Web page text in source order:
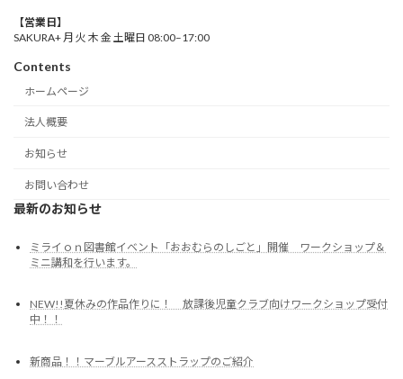
【営業日】
SAKURA+ 月 火 木 金 土曜日 08:00–17:00
Contents
ホームページ
法人概要
お知らせ
お問い合わせ
最新のお知らせ
ミライｏｎ図書館イベント「おおむらのしごと」開催 ワークショップ＆
ミニ講和を行います。
NEW!!夏休みの作品作りに！ 放課後児童クラブ向けワークショップ受付
中！！
新商品！！マーブルアースストラップのご紹介